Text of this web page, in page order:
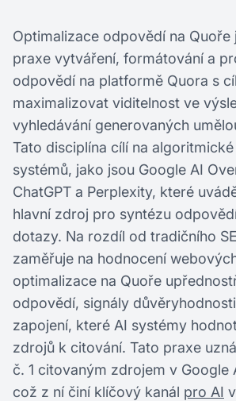
Optimalizace odpovědí na Quoře
praxe vytváření, formátování a
odpovědí na platformě Quora s
maximalizovat viditelnost ve
vyhledávání generovaných
Tato disciplína cílí na
systémů, jako jsou Google AI
ChatGPT a Perplexity, které
hlavní zdroj pro syntézu
dotazy. Na rozdíl od tradičního
zaměřuje na hodnocení
optimalizace na Quoře
odpovědí, signály
zapojení, které AI systémy
zdrojů k citování. Tato praxe
č. 1 citovaným zdrojem v Google
což z ní činí klíčový kanál pro AI